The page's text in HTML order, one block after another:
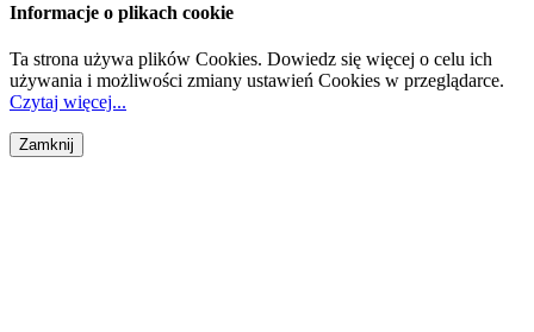
Informacje o plikach cookie
Ta strona używa plików Cookies. Dowiedz się więcej o celu ich
używania i możliwości zmiany ustawień Cookies w przeglądarce.
Czytaj więcej...